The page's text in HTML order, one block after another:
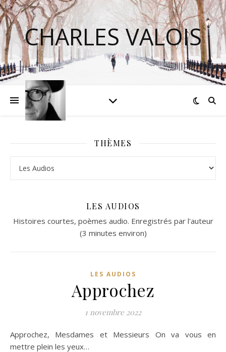
CHARLES VALOIS
THÈMES
LES AUDIOS
Histoires courtes, poèmes audio. Enregistrés par l'auteur
(3 minutes environ)
LES AUDIOS
Approchez
1 novembre 2022
Approchez, Mesdames et Messieurs On va vous en
mettre plein les yeux…